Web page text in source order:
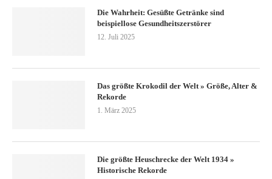
Die Wahrheit: Gesüßte Getränke sind
beispiellose Gesundheitszerstörer
12. Juli 2025
Das größte Krokodil der Welt » Größe, Alter &
Rekorde
1. März 2025
Die größte Heuschrecke der Welt 1934 »
Historische Rekorde